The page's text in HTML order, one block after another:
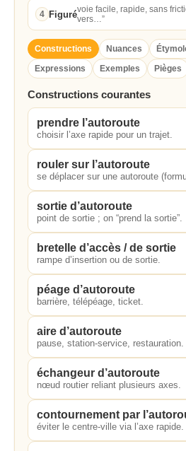
4 Figurévoie facile, rapide, sans
vers…”
Constructions Nuances
Expressions
Exemples Pièges
Constructions courantes
prendre l’autoroute
choisir l’axe rapide pour un trajet.
rouler sur l’autoroute
se déplacer sur une autoroute
sortie d’autoroute
point de sortie ; on “prend la sortie”.
bretelle d’accès / de sortie
rampe d’insertion ou de sortie.
péage d’autoroute
barrière, télépéage, ticket.
aire d’autoroute
pause, station-service, restauration.
échangeur d’autoroute
nœud routier reliant plusieurs axes.
contournement par
éviter le centre-ville via l’axe rapide.